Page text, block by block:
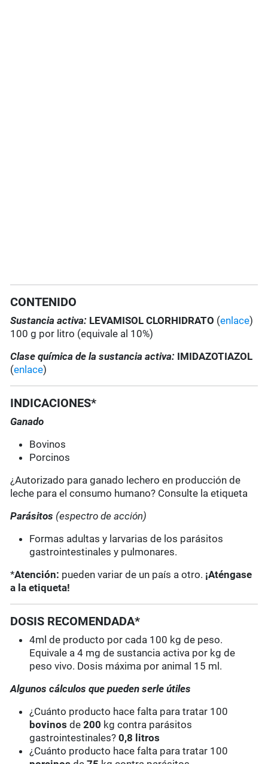
CONTENIDO
Sustancia activa: LEVAMISOL CLORHIDRATO (enlace)
100 g por litro (equivale al 10%)
Clase química de la sustancia activa: IMIDAZOTIAZOL
(enlace)
INDICACIONES*
Ganado
Bovinos
Porcinos
¿Autorizado para ganado lechero en producción de
leche para el consumo humano? Consulte la etiqueta
Parásitos (espectro de acción)
Formas adultas y larvarias de los parásitos
gastrointestinales y pulmonares.
*Atención: pueden variar de un país a otro. ¡Aténgase
a la etiqueta!
DOSIS RECOMENDADA*
4ml de producto por cada 100 kg de peso.
Equivale a 4 mg de sustancia activa por kg de
peso vivo. Dosis máxima por animal 15 ml.
Algunos cálculos que pueden serle útiles
¿Cuánto producto hace falta para tratar 100
bovinos de200 kg contra parásitos
gastrointestinales? 0,8 litros
¿Cuánto producto hace falta para tratar 100